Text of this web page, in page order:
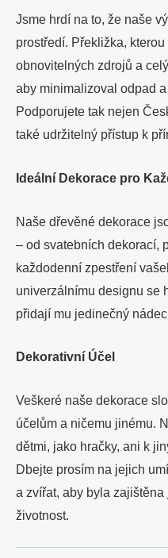
Jsme hrdí na to, že naše
prostředí. Překližka,
obnovitelných zdrojů a
aby minimalizoval odpad
Podporujete tak nejen
také udržitelný přístup k
Ideální Dekorace pro
Naše dřevěné dekorace
– od svatebních dekorací,
každodenní zpestření
univerzálnímu designu se
přidají mu jedinečný
Dekorativní Účel
Veškeré naše dekorace
účelům a ničemu jinému.
dětmi, jako hračky, ani k
Dbejte prosím na jejich
a zvířat, aby byla
životnost.